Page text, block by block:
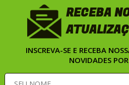
RECEBA
INSCREVA-SE E RECEBA
NOVIDADES